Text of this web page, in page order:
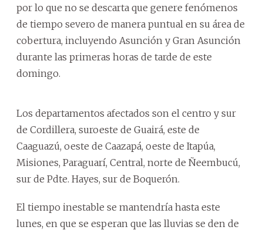
por lo que no se descarta que genere fenómenos
de tiempo severo de manera puntual en su área de
cobertura, incluyendo Asunción y Gran Asunción
durante las primeras horas de tarde de este
domingo.
Los departamentos afectados son el centro y sur
de Cordillera, suroeste de Guairá, este de
Caaguazú, oeste de Caazapá, oeste de Itapúa,
Misiones, Paraguarí, Central, norte de Ñeembucú,
sur de Pdte. Hayes, sur de Boquerón.
El tiempo inestable se mantendría hasta este
lunes, en que se esperan que las lluvias se den de